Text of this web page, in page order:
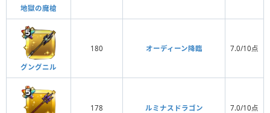
地獄の魔槍
グングニル
180 オーディーン降臨 7.0/10点
178 ルミナスドラゴン 7.0/10点